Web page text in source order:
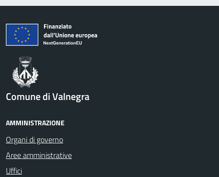
Comune di Valnegra
AMMINISTRAZIONE
Organi di governo
Aree amministrative
Uffici